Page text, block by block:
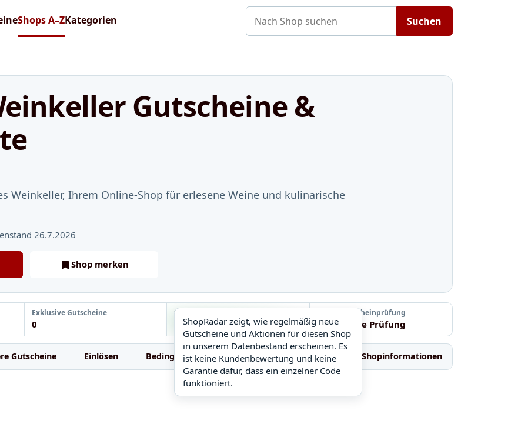
Shops A–ZKategorien
Nach Shop suchen
Suchen
Gutscheine &
Weinkeller, Ihrem Online-Shop für erlesene Weine und kulinarische
26.7.2026
Shop merken
Exklusive Gutscheine
0
ShopRadar
hoch
ShopRadar: hoch. Zur ausführlichen Auswertung springen.
ShopRadar zeigt, wie regelmäßig neue
Gutscheine und Aktionen für diesen Shop
in unserem Datenbestand erscheinen. Es
ist keine Kundenbewertung und keine
Garantie dafür, dass ein einzelner Code
funktioniert.
Letzte Gutscheinprüfung
Noch keine Prüfung
Gutscheine Einlösen Bedingungen FAQ Ähnliche Shops Shopinformationen